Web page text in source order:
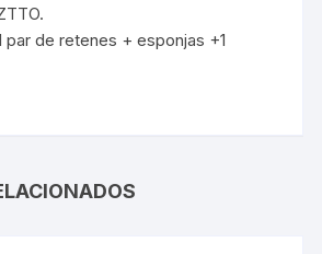
par de retenes + esponjas +1